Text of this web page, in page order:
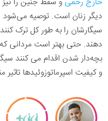
دیگر زنان است. توصیه می‌شود
سیگارشان را به طور کل ترک
دهند. حتی بهتر است مردانی
بچه‌دار شدن اقدام می کنند
و کیفیت اسپرماتوزوئیدها